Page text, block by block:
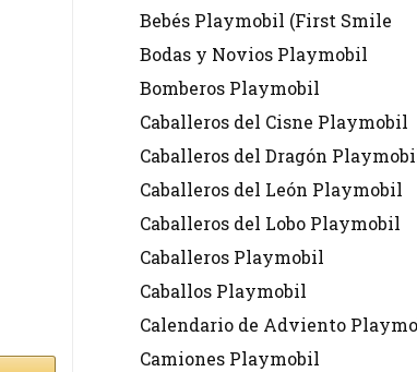
Bebés Playmobil (First Smile
Bodas y Novios Playmobil
Bomberos Playmobil
Caballeros del Cisne Playmobil
Caballeros del Dragón
Caballeros del León Playmobil
Caballeros del Lobo Playmobil
Caballeros Playmobil
Caballos Playmobil
Calendario de Adviento
Camiones Playmobil